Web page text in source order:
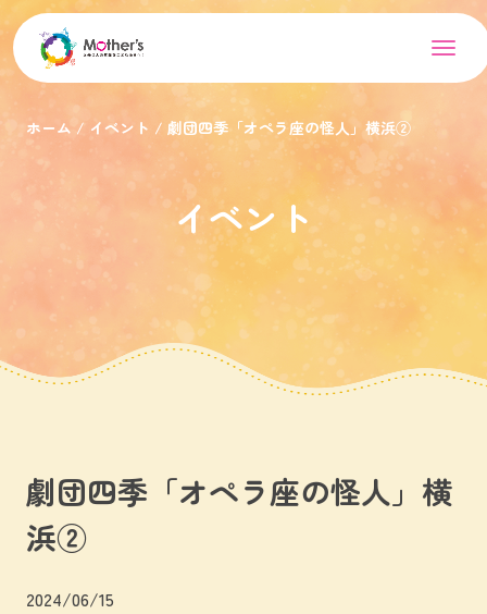
ホーム イベント 劇団四季「オペラ座の怪人」横浜②
イベント
劇団四季「オペラ座の怪人」横
浜②
2024/06/15